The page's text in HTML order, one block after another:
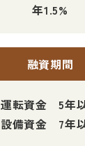
年1.5%
融資期間
運転資金 5年
設備資金 7年